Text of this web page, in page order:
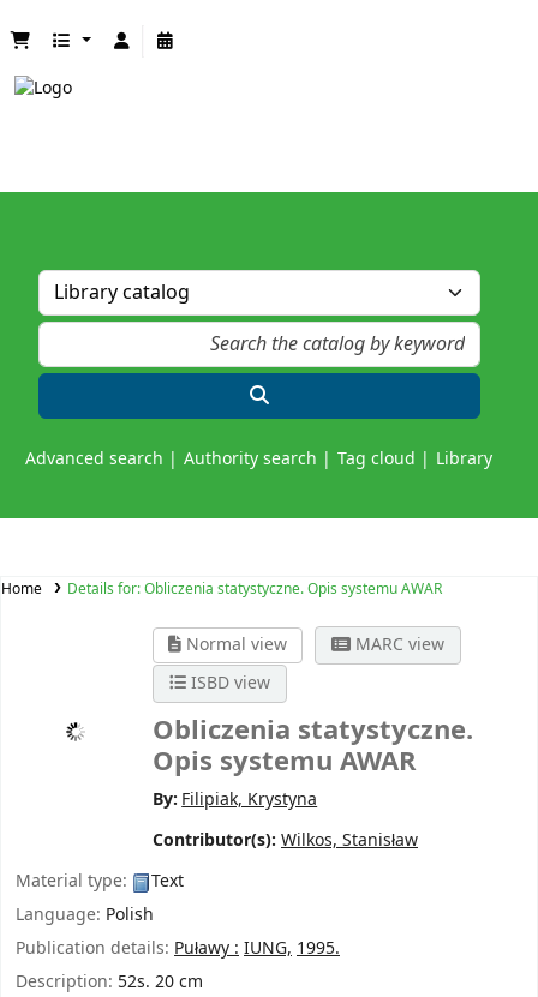
Advanced search Authority search Tag cloud Library
Home Details for:Obliczenia statystyczne. Opis systemu AWAR
Normal view
MARC view
ISBD view
Obliczenia statystyczne.
Opis systemu AWAR
By: Filipiak, Krystyna
Contributor(s): Wilkos, Stanisław
Material type:
Text
Language: Polish
Publication details: Puławy :IUNG,1995.
Description: 52s. 20 cm